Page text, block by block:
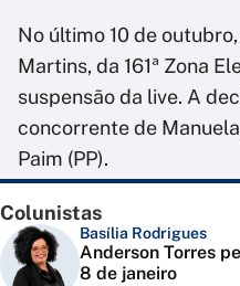
No último 10 de
Martins, da 161ª Zona
suspensão da live. A
concorrente de
Paim (PP).
Colunistas
Basília Rodrigues
Anderson Torres
8 de janeiro